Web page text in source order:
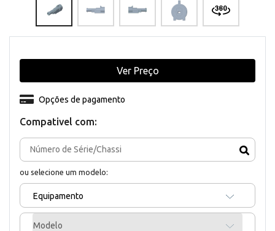
Compativel com:
ou selecione um modelo:
Equipamento
Modelo
Opções de pagamento
Ver Preço